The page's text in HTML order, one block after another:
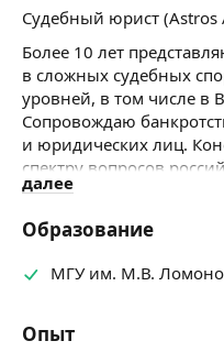
Судебный юрист (Astros
Более 10 лет
в сложных судебных
уровней, в том числе в
Сопровождаю
и юридических лиц.
спектру вопросов
им. Ломоносова.
языком. Значительный
юридических фирмах и
чем 20 регионах РФ и за
далее
Образование
МГУ им. М.В.
Опыт